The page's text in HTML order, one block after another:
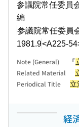
参議院常任委員
編
参議院常任委員
1981.9<A225-
Note (General) 『
Related Material
Periodical Title 立
経